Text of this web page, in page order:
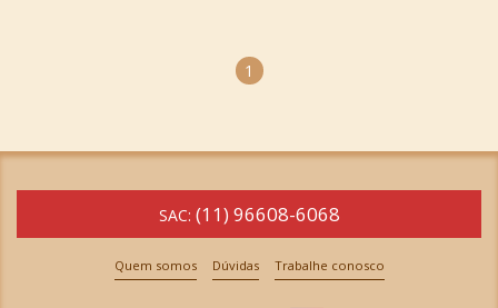
1
SAC: (11) 96608-6068
Quem somos Dúvidas Trabalhe conosco